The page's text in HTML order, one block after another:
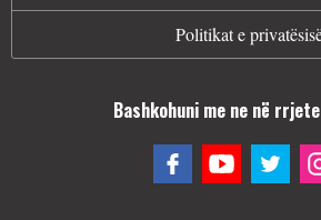
Politikat e
Bashkohuni me ne në